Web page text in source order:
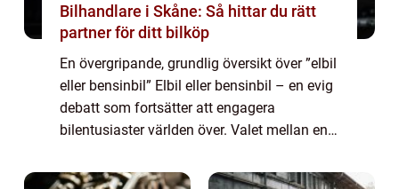
Bilhandlare i Skåne: Så hittar du rätt
partner för ditt bilköp
En övergripande, grundlig översikt över ”elbil
eller bensinbil” Elbil eller bensinbil – en evig
debatt som fortsätter att engagera
bilentusiaster världen över. Valet mellan en
trend, uta...